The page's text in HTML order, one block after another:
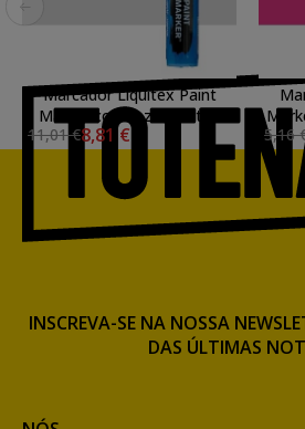
Marcador Liquitex Paint
Marker cor Cinza Neutral
nº7 (15 mm)
11,01 €8,81 € 5,16
INSCREVA-SE NA NOSSA
DAS ÚLTIMAS